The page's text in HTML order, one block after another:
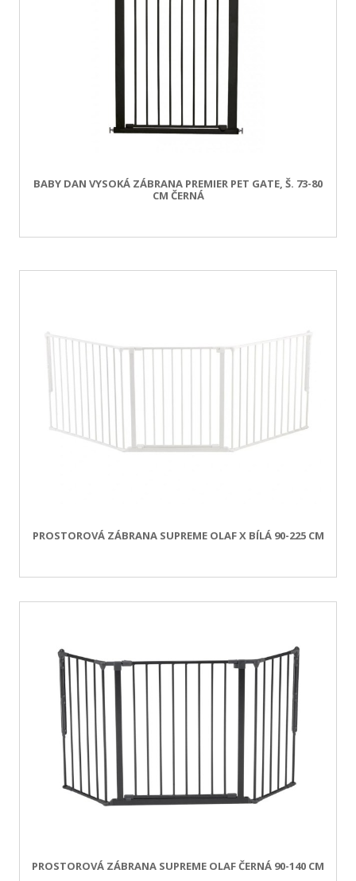
BABY DAN VYSOKÁ ZÁBRANA PREMIER PET GATE, Š. 73-80
CM ČERNÁ
PROSTOROVÁ ZÁBRANA SUPREME OLAF X BÍLÁ 90-225 CM
PROSTOROVÁ ZÁBRANA SUPREME OLAF ČERNÁ 90-140 CM